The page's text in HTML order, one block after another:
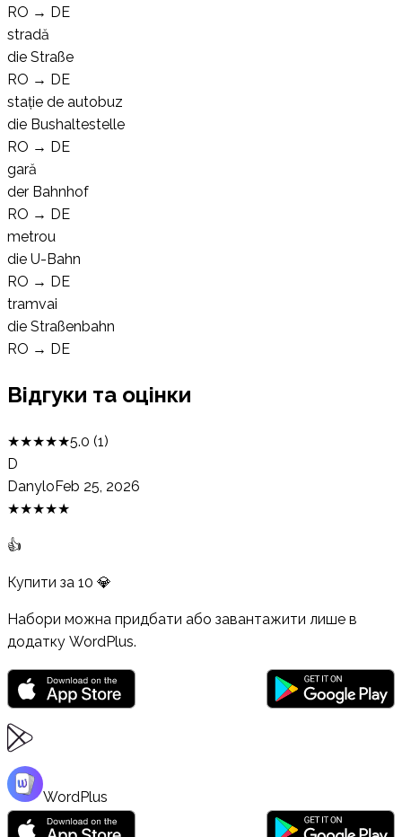
RO → DE
stradă
die Straße
RO → DE
stație de autobuz
die Bushaltestelle
RO → DE
gară
der Bahnhof
RO → DE
metrou
die U-Bahn
RO → DE
tramvai
die Straßenbahn
RO → DE
Відгуки та оцінки
★★★★★5.0 (1)
D
DanyloFeb 25, 2026
★★★★★
👍
Купити за 10 💎
Набори можна придбати або завантажити лише в
додатку WordPlus.
WordPlus